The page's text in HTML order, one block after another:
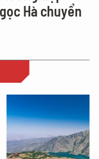
Hà chuyển